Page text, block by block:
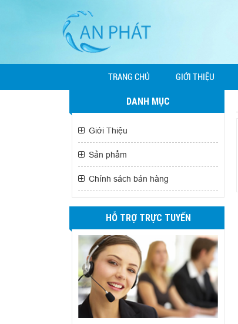
TRANG CHỦ GIỚI THIỆU
DANH MỤC
Giới Thiệu
Sản phẩm
Chính sách bán hàng
HỖ TRỢ TRỰC TUYẾN